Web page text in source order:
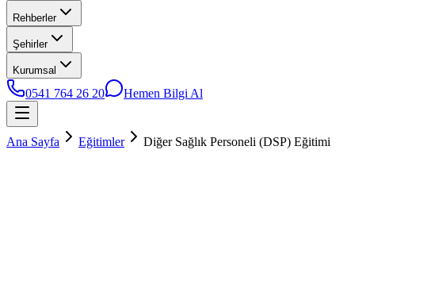
Rehberler
Şehirler
Kurumsal
0541 764 26 20 Hemen Bilgi Al
Ana Sayfa Eğitimler Diğer Sağlık Personeli (DSP) Eğitimi